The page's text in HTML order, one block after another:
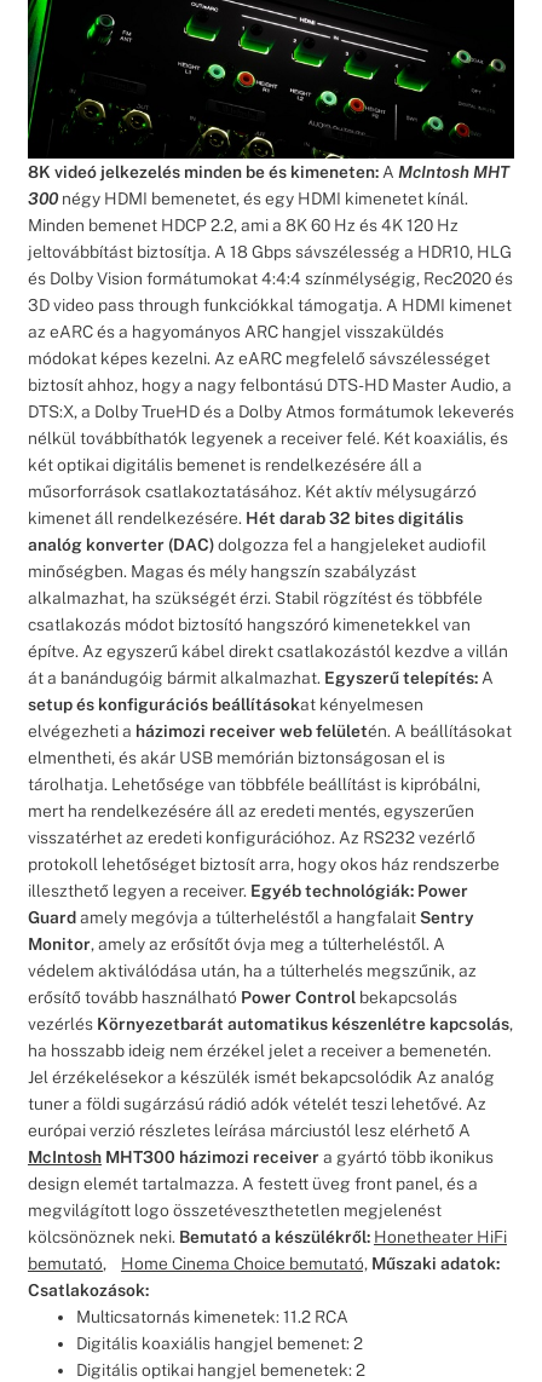
8K videó jelkezelés minden be és kimeneten:A McIntosh MHT
300négy HDMI bemenetet, és egy HDMI kimenetet kínál.
Minden bemenet HDCP 2.2, ami a 8K 60 Hz és 4K 120 Hz
jeltovábbítást biztosítja. A 18 Gbps sávszélesség a HDR10, HLG
és Dolby Vision formátumokat 4:4:4 színmélységig, Rec2020 és
3D video pass through funkciókkal támogatja. A HDMI kimenet
az eARC és a hagyományos ARC hangjel visszaküldés
módokat képes kezelni. Az eARC megfelelő sávszélességet
biztosít ahhoz, hogy a nagy felbontású DTS-HD Master Audio, a
DTS:X, a Dolby TrueHD és a Dolby Atmos formátumok lekeverés
nélkül továbbíthatók legyenek a receiver felé. Két koaxiális, és
két optikai digitális bemenet is rendelkezésére áll a
műsorforrások csatlakoztatásához. Két aktív mélysugárzó
kimenet áll rendelkezésére. Hét darab 32 bites digitális
analóg konverter (DAC)dolgozza fel a hangjeleket audiofil
minőségben. Magas és mély hangszín szabályzást
alkalmazhat, ha szükségét érzi. Stabil rögzítést és többféle
csatlakozás módot biztosító hangszóró kimenetekkel van
építve. Az egyszerű kábel direkt csatlakozástól kezdve a villán
át a banándugóig bármit alkalmazhat. Egyszerű telepítés:A
setup és konfigurációs beállításokat kényelmesen
elvégezheti a házimozi receiver web felületén. A beállításokat
elmentheti, és akár USB memórián biztonságosan el is
tárolhatja. Lehetősége van többféle beállítást is kipróbálni,
mert ha rendelkezésére áll az eredeti mentés, egyszerűen
visszatérhet az eredeti konfigurációhoz. Az RS232 vezérlő
protokoll lehetőséget biztosít arra, hogy okos ház rendszerbe
illeszthető legyen a receiver. Egyéb technológiák: Power
Guardamely megóvja a túlterheléstől a hangfalaitSentry
Monitor, amely az erősítőt óvja meg a túlterheléstől. A
védelem aktiválódása után, ha a túlterhelés megszűnik, az
erősítő tovább használható Power Controlbekapcsolás
vezérlés Környezetbarát automatikus készenlétre kapcsolás,
ha hosszabb ideig nem érzékel jelet a receiver a bemenetén.
Jel érzékelésekor a készülék ismét bekapcsolódik Az analóg
tuner a földi sugárzású rádió adók vételét teszi lehetővé. Az
európai verzió részletes leírása márciustól lesz elérhető A
McIntoshMHT300 házimozi receivera gyártó több ikonikus
design elemét tartalmazza. A festett üveg front panel, és a
megvilágított logo összetéveszthetetlen megjelenést
kölcsönöznek neki. Bemutató a készülékről: Honetheater HiFi
bemutató, Home Cinema Choice bemutató, Műszaki adatok:
Csatlakozások:
Multicsatornás kimenetek: 11.2 RCA
Digitális koaxiális hangjel bemenet: 2
Digitális optikai hangjel bemenetek: 2